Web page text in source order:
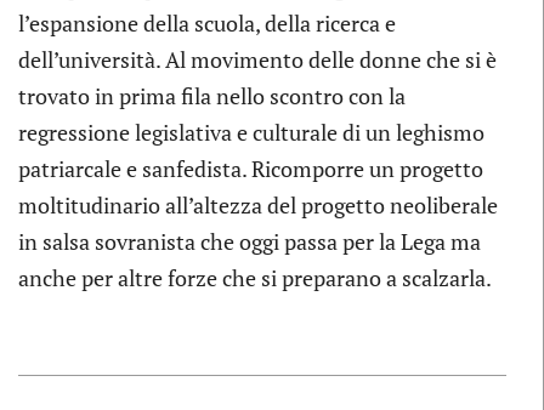
l’espansione della scuola, della ricerca e
dell’università. Al movimento delle donne che si è
trovato in prima fila nello scontro con la
regressione legislativa e culturale di un leghismo
patriarcale e sanfedista. Ricomporre un progetto
moltitudinario all’altezza del progetto neoliberale
in salsa sovranista che oggi passa per la Lega ma
anche per altre forze che si preparano a scalzarla.